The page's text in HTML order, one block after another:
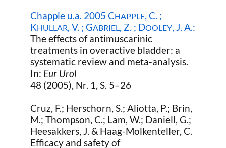
Chapple u.a. 2005 CHAPPLE, C. ;
KHULLAR, V. ; GABRIEL, Z. ; DOOLEY, J. A.:
The effects of antimuscarinic
treatments in overactive bladder: a
systematic review and meta-analysis.
In: Eur Urol
48 (2005), Nr. 1, S. 5–26
Cruz, F.; Herschorn, S.; Aliotta, P.; Brin,
M.; Thompson, C.; Lam, W.; Daniell, G.;
Heesakkers, J. & Haag-Molkenteller, C.
Efficacy and safety of